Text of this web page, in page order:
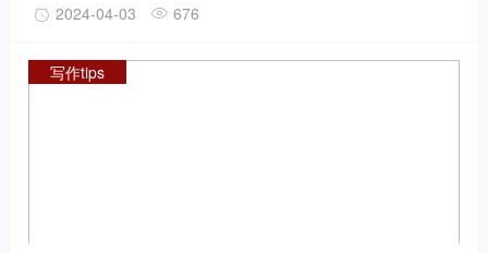
经验，让你们在学术写作的路上走得稳稳当当！
2024-04-03 676
写作tips